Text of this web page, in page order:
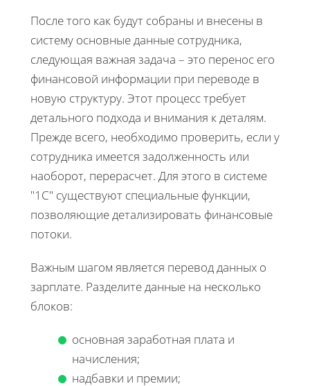
После того как будут собраны и внесены в
систему основные данные сотрудника,
следующая важная задача – это перенос его
финансовой информации при переводе в
новую структуру. Этот процесс требует
детального подхода и внимания к деталям.
Прежде всего, необходимо проверить, если у
сотрудника имеется задолженность или
наоборот, перерасчет. Для этого в системе
"1С" существуют специальные функции,
позволяющие детализировать финансовые
потоки.
Важным шагом является перевод данных о
зарплате. Разделите данные на несколько
блоков:
основная заработная плата и
начисления;
надбавки и премии;